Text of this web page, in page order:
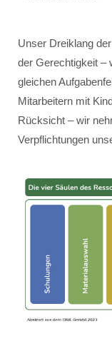
Unser Dreiklang
der Gerechtigkeit –
gleichen
Mitarbeitern mit
Rücksicht – wir
Verpflichtungen